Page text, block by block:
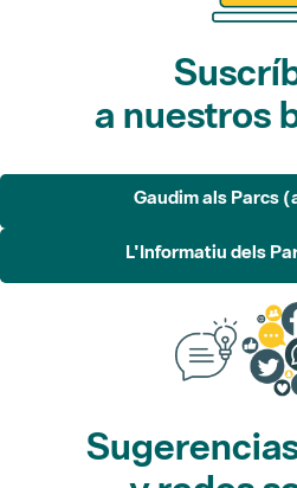
a nuestros
Gaudim als Parcs
L'Informatiu dels